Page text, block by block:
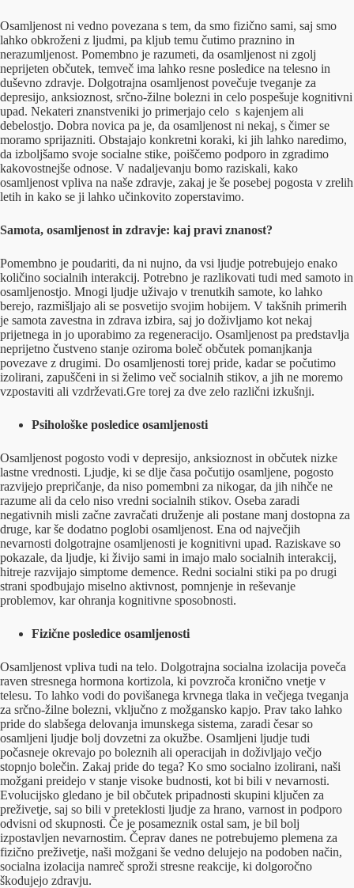
Osamljenost ni vedno povezana s tem, da smo fizično sami, saj smo
lahko obkroženi z ljudmi, pa kljub temu čutimo praznino in
nerazumljenost. Pomembno je razumeti, da osamljenost ni zgolj
neprijeten občutek, temveč ima lahko resne posledice na telesno in
duševno zdravje. Dolgotrajna osamljenost povečuje tveganje za
depresijo, anksioznost, srčno-žilne bolezni in celo pospešuje kognitivni
upad. Nekateri znanstveniki jo primerjajo celo s kajenjem ali
debelostjo. Dobra novica pa je, da osamljenost ni nekaj, s čimer se
moramo sprijazniti. Obstajajo konkretni koraki, ki jih lahko naredimo,
da izboljšamo svoje socialne stike, poiščemo podporo in zgradimo
kakovostnejše odnose. V nadaljevanju bomo raziskali, kako
osamljenost vpliva na naše zdravje, zakaj je še posebej pogosta v zrelih
letih in kako se ji lahko učinkovito zoperstavimo.
Samota, osamljenost in zdravje: kaj pravi znanost?
Pomembno je poudariti, da ni nujno, da vsi ljudje potrebujejo enako
količino socialnih interakcij. Potrebno je razlikovati tudi med samoto in
osamljenostjo. Mnogi ljudje uživajo v trenutkih samote, ko lahko
berejo, razmišljajo ali se posvetijo svojim hobijem. V takšnih primerih
je samota zavestna in zdrava izbira, saj jo doživljamo kot nekaj
prijetnega in jo uporabimo za regeneracijo. Osamljenost pa predstavlja
neprijetno čustveno stanje oziroma boleč občutek pomanjkanja
povezave z drugimi. Do osamljenosti torej pride, kadar se počutimo
izolirani, zapuščeni in si želimo več socialnih stikov, a jih ne moremo
vzpostaviti ali vzdrževati.Gre torej za dve zelo različni izkušnji.
Psihološke posledice osamljenosti
Osamljenost pogosto vodi v depresijo, anksioznost in občutek nizke
lastne vrednosti. Ljudje, ki se dlje časa počutijo osamljene, pogosto
razvijejo prepričanje, da niso pomembni za nikogar, da jih nihče ne
razume ali da celo niso vredni socialnih stikov. Oseba zaradi
negativnih misli začne zavračati druženje ali postane manj dostopna za
druge, kar še dodatno poglobi osamljenost. Ena od največjih
nevarnosti dolgotrajne osamljenosti je kognitivni upad. Raziskave so
pokazale, da ljudje, ki živijo sami in imajo malo socialnih interakcij,
hitreje razvijajo simptome demence. Redni socialni stiki pa po drugi
strani spodbujajo miselno aktivnost, pomnjenje in reševanje
problemov, kar ohranja kognitivne sposobnosti.
Fizične posledice osamljenosti
Osamljenost vpliva tudi na telo. Dolgotrajna socialna izolacija poveča
raven stresnega hormona kortizola, ki povzroča kronično vnetje v
telesu. To lahko vodi do povišanega krvnega tlaka in večjega tveganja
za srčno-žilne bolezni, vključno z možgansko kapjo. Prav tako lahko
pride do slabšega delovanja imunskega sistema, zaradi česar so
osamljeni ljudje bolj dovzetni za okužbe. Osamljeni ljudje tudi
počasneje okrevajo po boleznih ali operacijah in doživljajo večjo
stopnjo bolečin. Zakaj pride do tega? Ko smo socialno izolirani, naši
možgani preidejo v stanje visoke budnosti, kot bi bili v nevarnosti.
Evolucijsko gledano je bil občutek pripadnosti skupini ključen za
preživetje, saj so bili v preteklosti ljudje za hrano, varnost in podporo
odvisni od skupnosti. Če je posameznik ostal sam, je bil bolj
izpostavljen nevarnostim. Čeprav danes ne potrebujemo plemena za
fizično preživetje, naši možgani še vedno delujejo na podoben način,
socialna izolacija namreč sproži stresne reakcije, ki dolgoročno
škodujejo zdravju.